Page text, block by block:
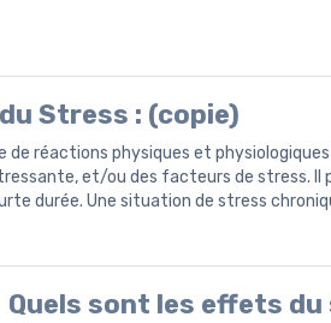
Stress : (copie)
de réactions physiques et
et/ou des facteurs de stress. Il
durée. Une situation de stress
Quels sont les effets